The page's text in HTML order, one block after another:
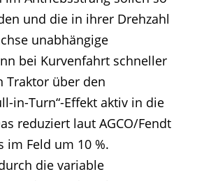
und die in ihrer Drehzahl
unabhängige
bei Kurvenfahrt schneller
Traktor über den
in-Turn“-Effekt aktiv in die
reduziert laut AGCO/Fendt
im Feld um 10 %.
die variable